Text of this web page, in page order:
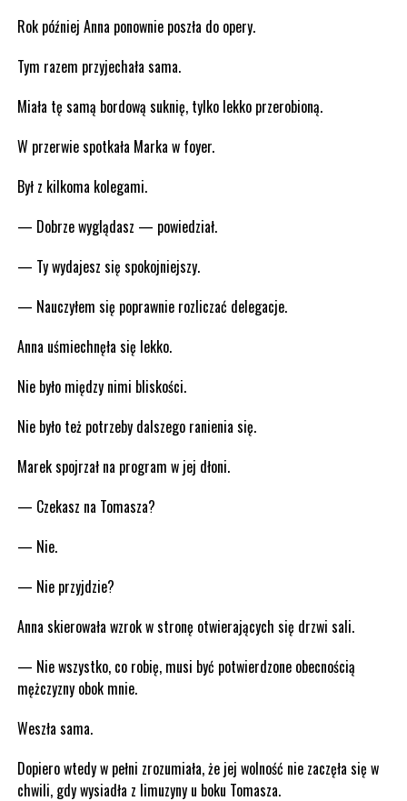
Rok później Anna ponownie poszła do opery.
Tym razem przyjechała sama.
Miała tę samą bordową suknię, tylko lekko przerobioną.
W przerwie spotkała Marka w foyer.
Był z kilkoma kolegami.
— Dobrze wyglądasz — powiedział.
— Ty wydajesz się spokojniejszy.
— Nauczyłem się poprawnie rozliczać delegacje.
Anna uśmiechnęła się lekko.
Nie było między nimi bliskości.
Nie było też potrzeby dalszego ranienia się.
Marek spojrzał na program w jej dłoni.
— Czekasz na Tomasza?
— Nie.
— Nie przyjdzie?
Anna skierowała wzrok w stronę otwierających się drzwi sali.
— Nie wszystko, co robię, musi być potwierdzone obecnością
mężczyzny obok mnie.
Weszła sama.
Dopiero wtedy w pełni zrozumiała, że jej wolność nie zaczęła się w
chwili, gdy wysiadła z limuzyny u boku Tomasza.